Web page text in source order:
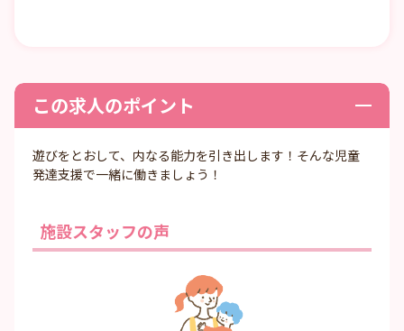
この求人のポイント
遊びをとおして、内なる能力を引き出します！そんな児童
発達支援で一緒に働きましょう！
施設スタッフの声